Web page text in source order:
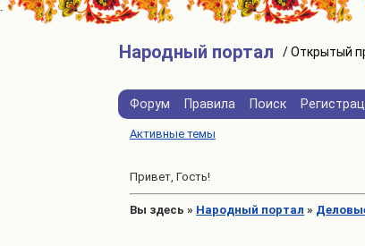
Народный портал
Форум Правила Поиск
Активные темы
Привет, Гость!
Вы здесь » Народный портал »